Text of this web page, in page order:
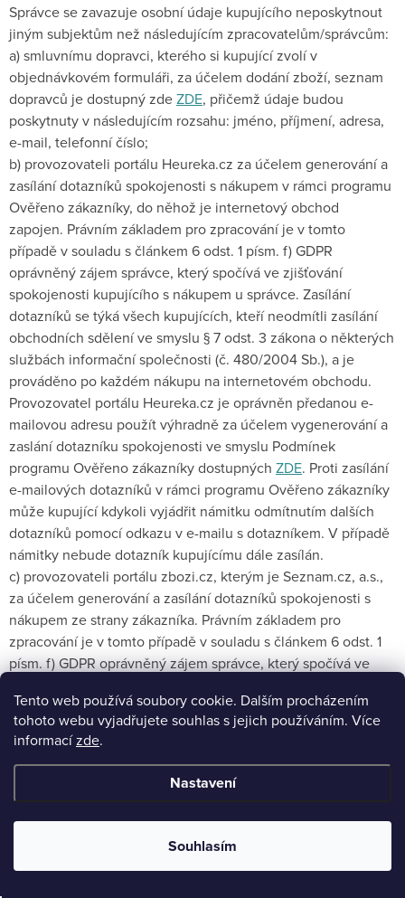
Tento web používá soubory cookie. Dalším procházením
tohoto webu vyjadřujete souhlas s jejich používáním. Více
informacízde.
Nastavení
Souhlasím
Správce se zavazuje osobní údaje kupujícího neposkytnout
jiným subjektům než následujícím zpracovatelům/správcům:
a) smluvnímu dopravci, kterého si kupující zvolí v
objednávkovém formuláři, za účelem dodání zboží, seznam
dopravců je dostupný zdeZDE, přičemž údaje budou
poskytnuty v následujícím rozsahu: jméno, příjmení, adresa,
e-mail, telefonní číslo;
b) provozovateli portálu Heureka.cz za účelem generování a
zasílání dotazníků spokojenosti s nákupem v rámci programu
Ověřeno zákazníky, do něhož je internetový obchod
zapojen. Právním základem pro zpracování je v tomto
případě v souladu s článkem 6 odst. 1 písm. f) GDPR
oprávněný zájem správce, který spočívá ve zjišťování
spokojenosti kupujícího s nákupem u správce. Zasílání
dotazníků se týká všech kupujících, kteří neodmítli zasílání
obchodních sdělení ve smyslu § 7 odst. 3 zákona o některých
službách informační společnosti (č. 480/2004 Sb.), a je
prováděno po každém nákupu na internetovém obchodu.
Provozovatel portálu Heureka.cz je oprávněn předanou e-
mailovou adresu použít výhradně za účelem vygenerování a
zaslání dotazníku spokojenosti ve smyslu Podmínek
programu Ověřeno zákazníky dostupných ZDE. Proti zasílání
e-mailových dotazníků v rámci programu Ověřeno zákazníky
může kupující kdykoli vyjádřit námitku odmítnutím dalších
dotazníků pomocí odkazu v e-mailu s dotazníkem. V případě
námitky nebude dotazník kupujícímu dále zasílán.
c) provozovateli portálu zbozi.cz, kterým je Seznam.cz, a.s.,
za účelem generování a zasílání dotazníků spokojenosti s
nákupem ze strany zákazníka. Právním základem pro
zpracování je v tomto případě v souladu s článkem 6 odst. 1
písm. f) GDPR oprávněný zájem správce, který spočívá ve
Zasílání dotazníků se týká všech kupujících, kteří neodmítli
zasílání obchodních sdělení ve smyslu § 7 odst. 3 zákona o
některých službách informační společnosti (č. 480/2004 Sb.),
a je prováděno po každém nákupu na internetovém
obchodu. Provozovatel portálu zbozi.cz je oprávněn
vygenerování a zaslání dotazníku spokojenosti ve smyslu